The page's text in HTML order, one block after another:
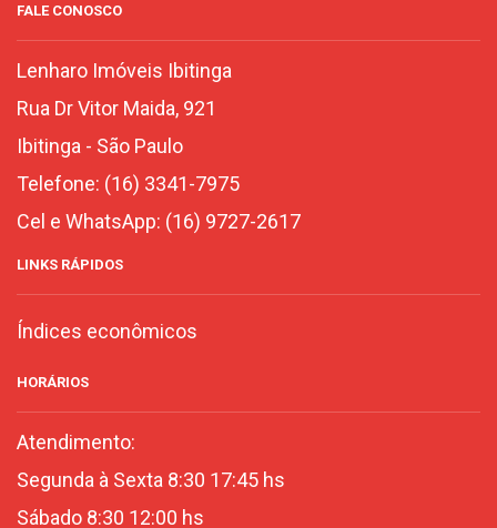
FALE CONOSCO
Lenharo Imóveis Ibitinga
Rua Dr Vitor Maida, 921
Ibitinga - São Paulo
Telefone: (16) 3341-7975
Cel e WhatsApp: (16) 9727-2617
LINKS RÁPIDOS
Índices econômicos
HORÁRIOS
Atendimento:
Segunda à Sexta 8:30 17:45 hs
Sábado 8:30 12:00 hs